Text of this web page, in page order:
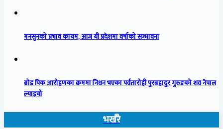
मनसुनको प्रभाव कायम, आज यी प्रदेशमा वर्षाको सम्भावना
ब्रोड पिक आरोहणका क्रममा निधन भएका पर्वतारोही पुरबहादुर गुरुङको शव नेपाल
ल्याइयो
भर्खरै